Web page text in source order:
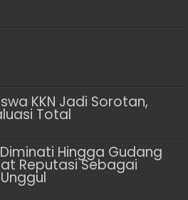
KKN Jadi Sorotan,
Total
Hingga Gudang
Reputasi Sebagai